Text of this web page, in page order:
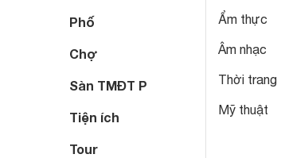
Phố
Chợ
Sàn TMĐT P
Tiện ích
Tour
Ẩm thực
Âm nhạc
Thời trang
Mỹ thuật